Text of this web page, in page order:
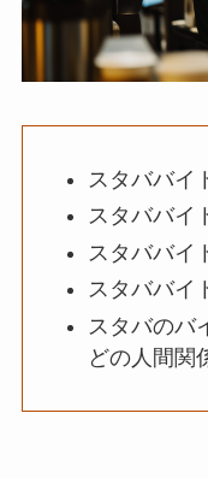
スタババイ
スタババイ
スタババイ
スタババイ
スタバのバ
どの人間関